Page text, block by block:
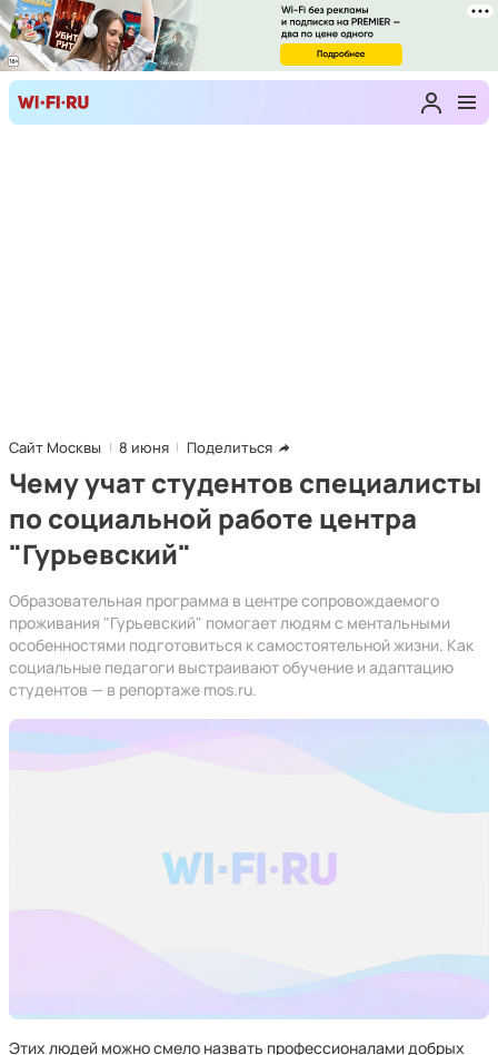
Сайт Москвы 8 июня Поделиться
Чему учат студентов специалисты
по социальной работе центра
"Гурьевский"
Образовательная программа в центре сопровождаемого
проживания "Гурьевский" помогает людям с ментальными
особенностями подготовиться к самостоятельной жизни. Как
социальные педагоги выстраивают обучение и адаптацию
студентов — в репортаже mos.ru.
Этих людей можно смело назвать профессионалами добрых